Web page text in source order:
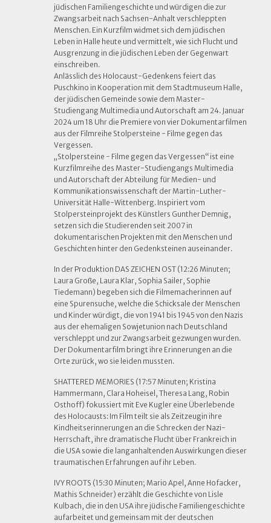
jüdischen Familiengeschichte und würdigen die zur
Zwangsarbeit nach Sachsen-Anhalt verschleppten
Menschen. Ein Kurzfilm widmet sich dem jüdischen
Leben in Halle heute und vermittelt, wie sich Flucht und
Ausgrenzung in die jüdischen Leben der Gegenwart
einschreiben.
Anlässlich des Holocaust-Gedenkens feiert das
Puschkino in Kooperation mit dem Stadtmuseum Halle,
der jüdischen Gemeinde sowie dem Master-
Studiengang Multimedia und Autorschaft am 24. Januar
2024 um 18 Uhr die Premiere von vier Dokumentarfilmen
aus der Filmreihe Stolpersteine - Filme gegen das
Vergessen.
„Stolpersteine - Filme gegen das Vergessen“ ist eine
Kurzfilmreihe des Master-Studiengangs Multimedia
und Autorschaft der Abteilung für Medien- und
Kommunikationswissenschaft der Martin-Luther-
Universität Halle-Wittenberg. Inspiriert vom
Stolpersteinprojekt des Künstlers Gunther Demnig,
setzen sich die Studierenden seit 2007 in
dokumentarischen Projekten mit den Menschen und
Geschichten hinter den Gedenksteinen auseinander.
In der Produktion DAS ZEICHEN OST (12:26 Minuten;
Laura Große, Laura Klar, Sophia Sailer, Sophie
Tiedemann) begeben sich die Filmemacherinnen auf
eine Spurensuche, welche die Schicksale der Menschen
und Kinder würdigt, die von 1941 bis 1945 von den Nazis
aus der ehemaligen Sowjetunion nach Deutschland
verschleppt und zur Zwangsarbeit gezwungen wurden.
Der Dokumentarfilm bringt ihre Erinnerungen an die
Orte zurück, wo sie leiden mussten.
SHATTERED MEMORIES (17:57 Minuten; Kristina
Hammermann, Clara Hoheisel, Theresa Lang, Robin
Osthoff) fokussiert mit Eve Kugler eine Überlebende
des Holocausts: Im Film teilt sie als Zeitzeugin ihre
Kindheitserinnerungen an die Schrecken der Nazi-
Herrschaft, ihre dramatische Flucht über Frankreich in
die USA sowie die langanhaltenden Auswirkungen dieser
traumatischen Erfahrungen auf ihr Leben.
IVY ROOTS (15:30 Minuten; Mario Apel, Anne Hofacker,
Mathis Schneider) erzählt die Geschichte von Lisle
Kulbach, die in den USA ihre jüdische Familiengeschichte
aufarbeitet und gemeinsam mit der deutschen